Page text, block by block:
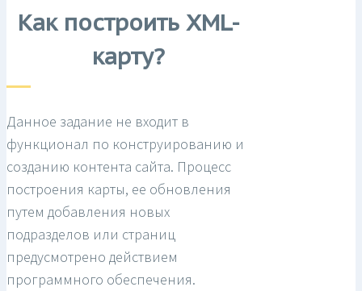
Как построить XML-
карту?
Данное задание не входит в
функционал по конструированию и
созданию контента сайта. Процесс
построения карты, ее обновления
путем добавления новых
подразделов или страниц
предусмотрено действием
программного обеспечения.